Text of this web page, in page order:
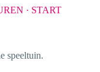
· START
speeltuin.